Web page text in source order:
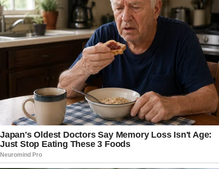
de convivência permanece como uma das
maiores heranças deixadas por Ivo. A menção
emocionou ainda mais os seguidores, que
destacaram a importância dos vínculos familiares
e das histórias construídas ao longo dos anos.
Após a publicação, inúmeras personalidades do
meio artístico utilizaram as redes sociais para
enviar mensagens de apoio ao ator. Colegas de
profissão, amigos e admiradores deixaram
palavras de conforto e solidariedade diante da